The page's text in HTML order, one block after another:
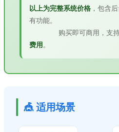
以上为完整系统价格 ，包含
有功能。
购买即可商用，支持
费用。
🎪 适用场景